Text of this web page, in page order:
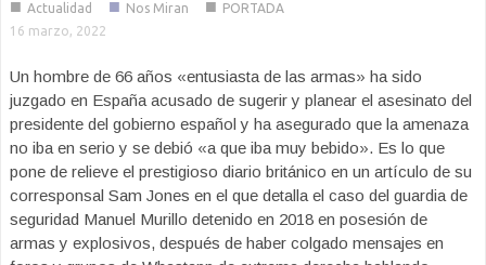
■ Actualidad ■ Nos Miran ■ PORTADA
16 marzo, 2022
Un hombre de 66 años «entusiasta de las armas» ha sido
juzgado en España acusado de sugerir y planear el asesinato del
presidente del gobierno español y ha asegurado que la amenaza
no iba en serio y se debió «a que iba muy bebido». Es lo que
pone de relieve el prestigioso diario británico en un artículo de su
corresponsal Sam Jones en el que detalla el caso del guardia de
seguridad Manuel Murillo detenido en 2018 en posesión de
armas y explosivos, después de haber colgado mensajes en